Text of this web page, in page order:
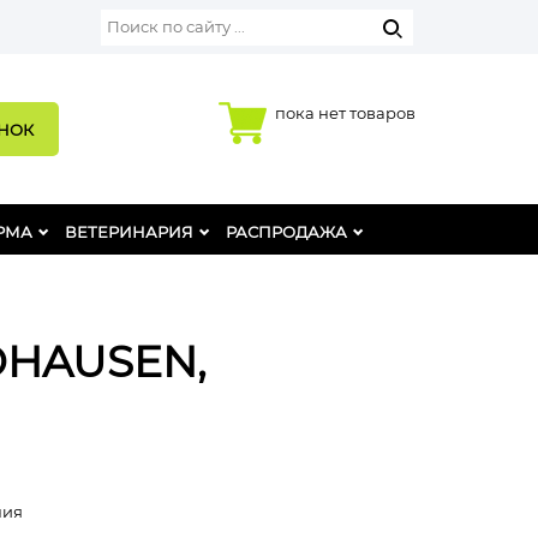
пока нет товаров
ВЕТЕРИНАРИЯ РАСПРОДАЖА